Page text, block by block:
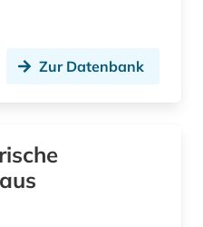
außenanlage
Zur Datenbank